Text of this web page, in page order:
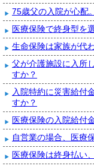
75歳父の入院が心配
医療保険で終身型を
生命保険は家族が代
父が介護施設に入所
すか？
入院特約に災害給付
すか？
医療保険の入院給付
自営業の場合、医療
医療保険は終身払い